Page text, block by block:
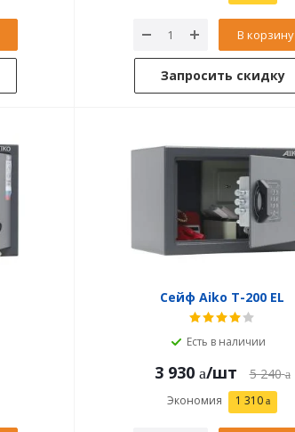
В корзину
Запросить скидку
Сейф Aiko T-200 EL
Есть в наличии
3 930 /шт 5 240
Экономия 1 310